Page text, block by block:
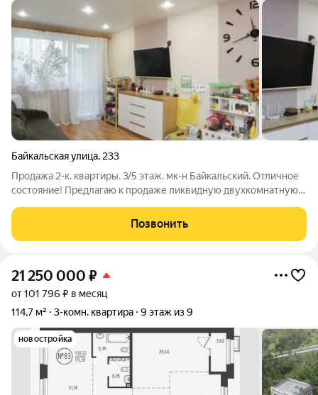
Байкальская улица, 233
Продажа 2-к. квартиры. 3/5 этаж. мк-н Байкальский. Отличное
состояние! Предлагаю к продаже ликвидную двухкомнатную
которая ценится
Позвонить
21 250 000 ₽
от 101 796 ₽ в месяц
114,7 м²
3-комн. квартира 9 этаж из 9
новостройка